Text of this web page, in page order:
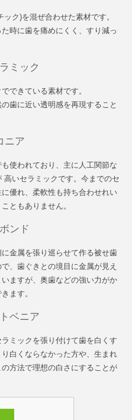
ク)を混ぜ合わせた素材です。
時に歯を痛めにくく、すり減っ
ミック
できている素材です。
歯に近い透明感を再現すること
ニア
使われており、主に人工関節な
高いセラミックです。今までのセ
優れ、柔軟性も持ち合わせれい
ともありません。
ンド
金属を張り巡らせて作る被せ歯
、歯ぐきとの境目に金属が見え
ますが、奥歯などの強い力がか
ます。
ベニア
ミックを張り付けて歯を白くす
白くならなかった方や、生まれ
方法で理想の白さにすることが